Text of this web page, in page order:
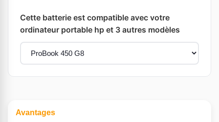
Cette batterie est compatible avec votre
ordinateur portable hp et 3 autres modèles
Avantages